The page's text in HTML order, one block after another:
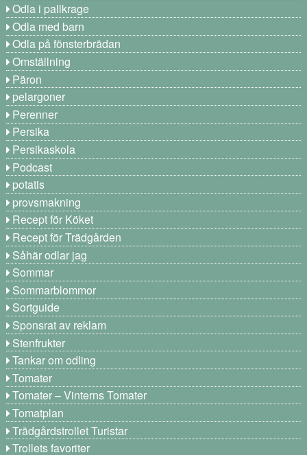
Odla i pallkrage
Odla med barn
Odla på fönsterbrädan
Omställning
Päron
pelargoner
Perenner
Persika
Persikaskola
Podcast
potatis
provsmakning
Recept för Köket
Recept för Trädgården
Såhär odlar jag
Sommar
Sommarblommor
Sortguide
Sponsrat av reklam
Stenfrukter
Tankar om odling
Tomater
Tomater – Vinterns Tomater
Tomatplan
Trädgårdstrollet Turistar
Trollets favoriter